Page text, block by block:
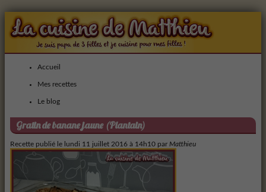
Accueil
Mes recettes
Le blog
Gratin de banane jaune (Plantain)
Recette publié le lundi 11 juillet 2016 à 14h10par Matthieu